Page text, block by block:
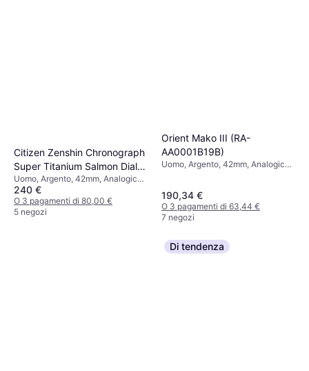
Citizen Zenshin Chronograph
Super Titanium Salmon Dial
Eco-Drive CA4610-85Z
Uomo, Argento, 42mm, Analogico,
Solare
240 €
O 3 pagamenti di 80,00 €
5 negozi
Orient Mako III (RA-
AA0001B19B)
Uomo, Argento, 42mm, Analogico,
190,34 €
O 3 pagamenti di 63,44 €
7 negozi
Di tendenza